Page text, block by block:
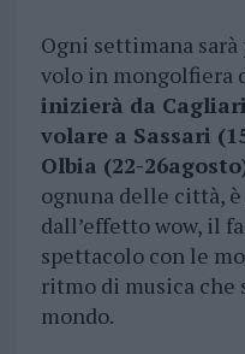
Ogni settimana
volo in mongolfiera
inizierà da
volare a Sassari
Olbia (22-
ognuna delle città,
dall’effetto wow, il
spettacolo con le
ritmo di musica che
mondo.